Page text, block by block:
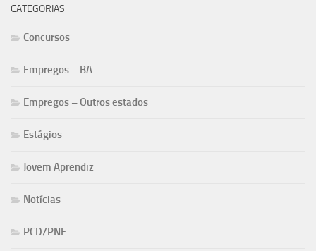
CATEGORIAS
Concursos
Empregos – BA
Empregos – Outros estados
Estágios
Jovem Aprendiz
Notícias
PCD/PNE